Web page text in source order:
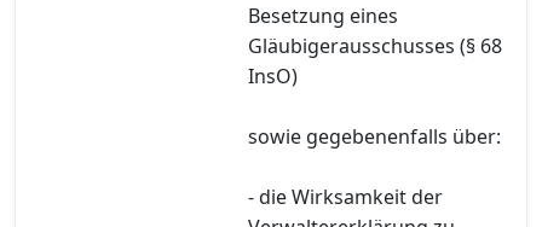
Besetzung eines
Gläubigerausschusses (§ 68
InsO)
sowie gegebenenfalls über:
- die Wirksamkeit der